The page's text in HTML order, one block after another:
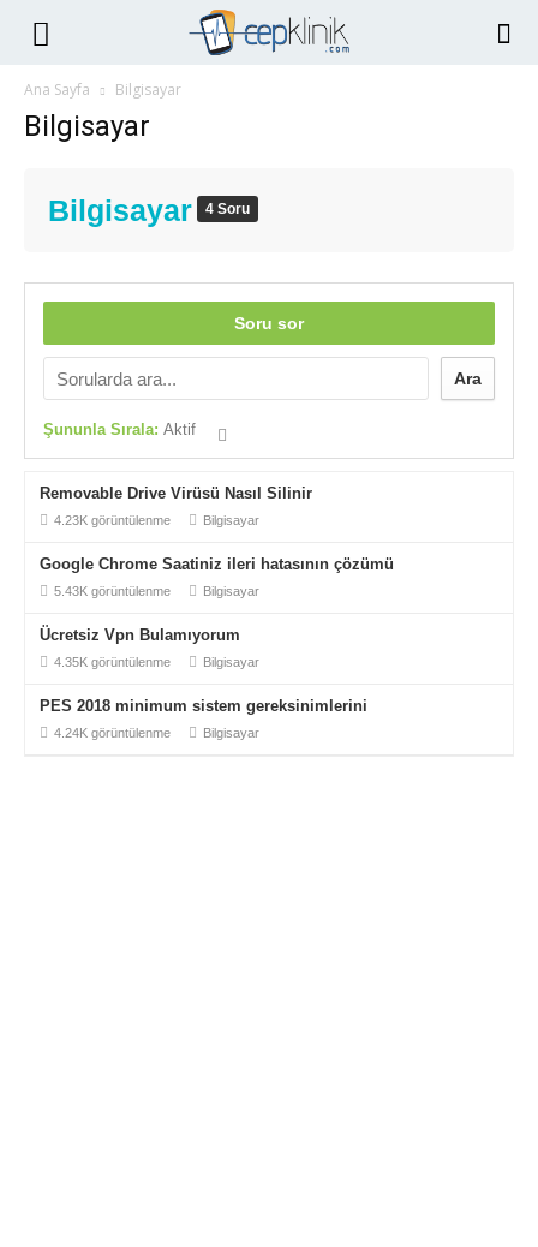
Ana Sayfa Bilgisayar
Bilgisayar
Bilgisayar 4 Soru
Soru sor
Ara
Şununla Sırala: Aktif
Removable Drive Virüsü Nasıl Silinir
4.23K görüntülenme Bilgisayar
Google Chrome Saatiniz ileri hatasının çözümü
5.43K görüntülenme Bilgisayar
Ücretsiz Vpn Bulamıyorum
4.35K görüntülenme Bilgisayar
PES 2018 minimum sistem gereksinimlerini
4.24K görüntülenme Bilgisayar